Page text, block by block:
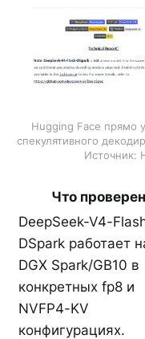
Hugging Face прямо
спекулятивного
Источник:
Что
DeepSeek-V4-
DSpark работает
DGX Spark/GB10 в
конкретных fp8 и
NVFP4-KV
конфигурациях.